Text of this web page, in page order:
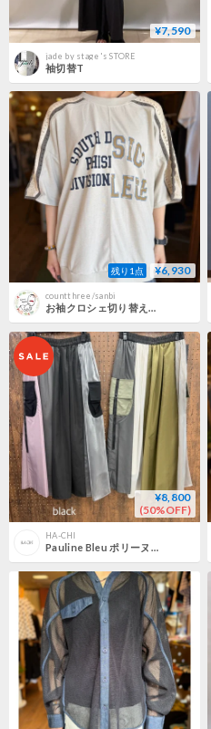
¥7,590
jade by stage's STORE
袖切替T
残り1点 ¥6,930
countthree/sanbi
お袖クロシェ切り替えプルオーバー -ベージュ-
¥8,800
(50%OFF)
HA-CHI
Pauline Bleu ポリーヌブロー 異素材ミックス カーゴデザインスカート